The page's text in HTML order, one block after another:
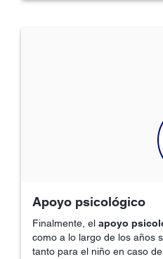
Apoyo psicológico
Finalmente, el apoyo
como a lo largo de los años
tanto para el niño en caso